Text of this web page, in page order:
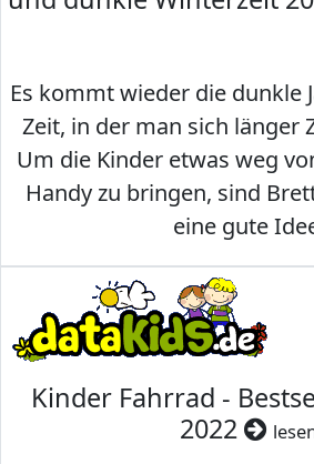
Es kommt wieder die dunkle
Zeit, in der man sich länger
Um die Kinder etwas weg
Handy zu bringen, sind
eine gute
Kinder Fahrrad -
2022